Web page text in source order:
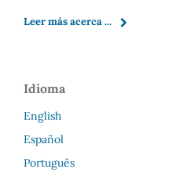
Leer más acerca ...
Idioma
English
Español
Português